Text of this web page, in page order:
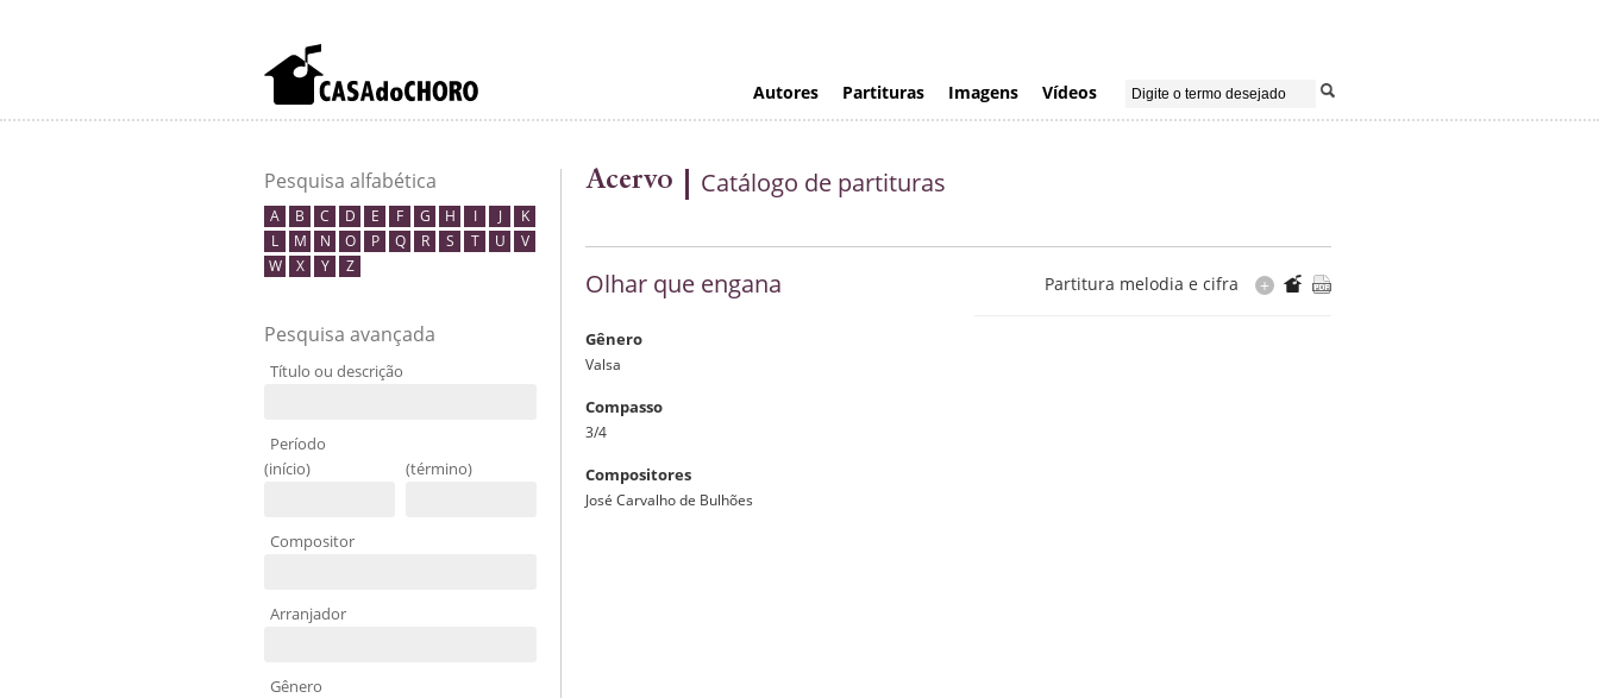
Autores Partituras Imagens Vídeos
Pesquisa alfabética
A B C D E F G H I J
K
L
M N O P Q R S T U
V
W
X Y Z
Pesquisa avançada
Título ou descrição
Período
(início)
(término)
Compositor
Arranjador
Gênero
Acervo Catálogo de partituras
Olhar que engana
Gênero
Valsa
Compasso
3/4
Compositores
José Carvalho de Bulhões
Partitura melodia e cifra +